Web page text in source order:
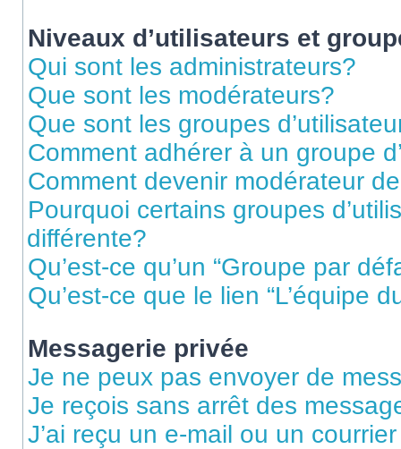
Niveaux d’utilisateurs et
Qui sont les administrateurs?
Que sont les modérateurs?
Que sont les groupes
Comment adhérer à un groupe
Comment devenir modérateur
Pourquoi certains groupes
différente?
Qu’est-ce qu’un “Groupe par
Qu’est-ce que le lien “L’équipe
Messagerie privée
Je ne peux pas envoyer de
Je reçois sans arrêt des
J’ai reçu un e-mail ou un